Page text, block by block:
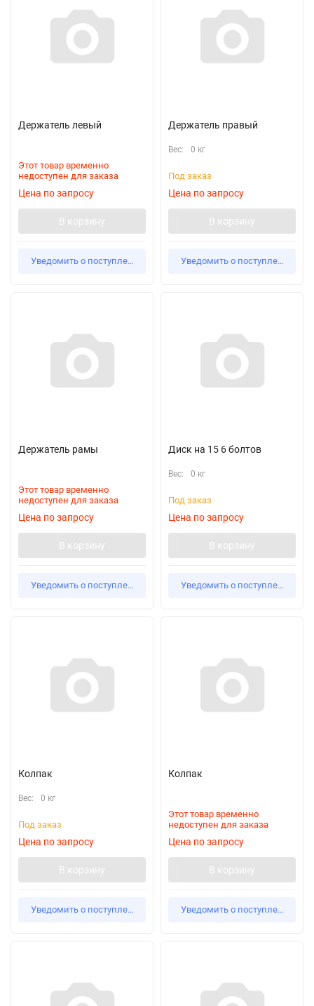
Держатель левый
Этот товар временно
недоступен для заказа
Цена по запросу
В корзину
Уведомить о поступлении
Держатель правый
Вес: 0 кг
Под заказ
Цена по запросу
В корзину
Уведомить о поступлении
Держатель рамы
Этот товар временно
недоступен для заказа
Цена по запросу
В корзину
Уведомить о поступлении
Диск на 15 6 болтов
Вес: 0 кг
Под заказ
Цена по запросу
В корзину
Уведомить о поступлении
Колпак
Вес: 0 кг
Под заказ
Цена по запросу
В корзину
Уведомить о поступлении
Колпак
Этот товар временно
недоступен для заказа
Цена по запросу
В корзину
Уведомить о поступлении